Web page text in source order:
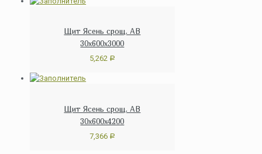
Щит Ясень срощ. АВ
30х600х3000
5,262 Р
Щит Ясень срощ. АВ
30х600х4200
7,366 Р